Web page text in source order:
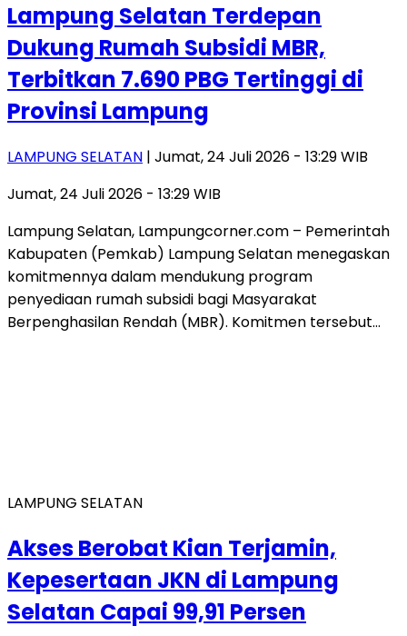
Lampung Selatan Terdepan
Dukung Rumah Subsidi MBR,
Terbitkan 7.690 PBG Tertinggi di
Provinsi Lampung
LAMPUNG SELATAN | Jumat, 24 Juli 2026 - 13:29 WIB
Jumat, 24 Juli 2026 - 13:29 WIB
Lampung Selatan, Lampungcorner.com – Pemerintah
Kabupaten (Pemkab) Lampung Selatan menegaskan
komitmennya dalam mendukung program
penyediaan rumah subsidi bagi Masyarakat
Berpenghasilan Rendah (MBR). Komitmen tersebut…
LAMPUNG SELATAN
Akses Berobat Kian Terjamin,
Kepesertaan JKN di Lampung
Selatan Capai 99,91 Persen